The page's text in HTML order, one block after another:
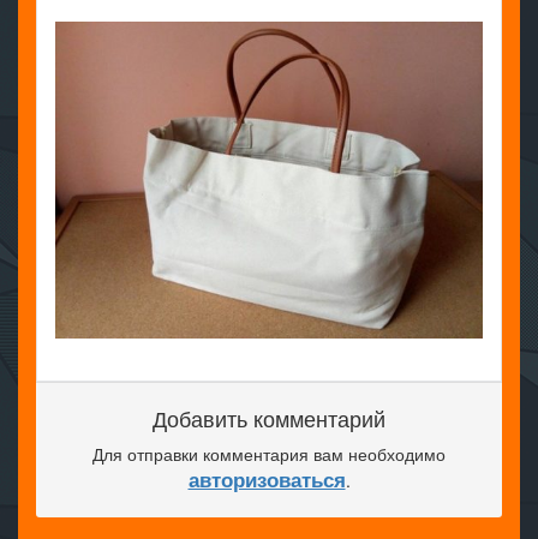
Добавить комментарий
Для отправки комментария вам необходимо
авторизоваться.